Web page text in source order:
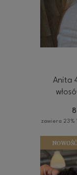
Anita
zawiera 23%
NOWOŚĆ